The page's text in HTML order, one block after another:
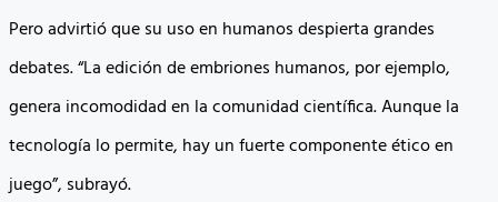
Pero advirtió que su uso en humanos despierta grandes
debates. “La edición de embriones humanos, por ejemplo,
genera incomodidad en la comunidad científica. Aunque la
tecnología lo permite, hay un fuerte componente ético en
juego”, subrayó.